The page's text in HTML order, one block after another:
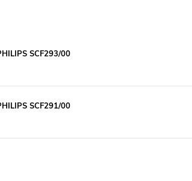
SCF293/00
SCF291/00